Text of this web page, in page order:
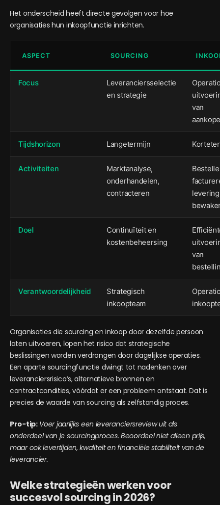
Het onderscheid heeft directe gevolgen voor hoe
organisaties hun inkoopfunctie inrichten.
ASPECT SOURCING
Focus
Leveranciersselectie
en strategie
van
Tijdshorizon Langetermijn
Activiteiten
Marktanalyse,
onderhandelen,
contracteren
levering
Doel
Continuïteit en
kostenbeheersing
van
Verantwoordelijkheid
Strategisch
inkoopteam
Organisaties die sourcing en inkoop door dezelfde persoon
laten uitvoeren, lopen het risico dat strategische
beslissingen worden verdrongen door dagelijkse operaties.
Een aparte sourcingfunctie dwingt tot nadenken over
leveranciersrisico’s, alternatieve bronnen en
contractcondities, vóórdat er een probleem ontstaat. Dat is
precies de waarde van sourcing als zelfstandig proces.
Pro-tip: Voer jaarlijks een leveranciersreview uit als
onderdeel van je sourcingproces. Beoordeel niet alleen prijs,
maar ook levertijden, kwaliteit en financiële stabiliteit van de
leverancier.
Welke strategieën werken voor
succesvol sourcing in 2026?